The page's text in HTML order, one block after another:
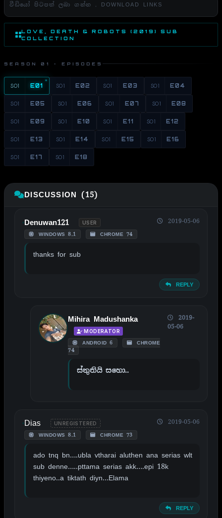
වීඩියෝ පිටපත් ලබා ගන්න . DOWNLOAD LINKS
LOVE, DEATH & ROBOTS (2019) SUB
COLLECTION
SEASON 01 · EPISODES
S01 E01 S01 E02 S01 E03 S01 E04
S01 E05 S01 E06 S01 E07 S01 E08
S01 E09 S01 E10 S01 E11 S01 E12
S01 E13 S01 E14 S01 E15 S01 E16
S01 E17 S01 E18
DISCUSSION (15)
Denuwan121 USER
WINDOWS 8.1 CHROME 74
2019-05-06
thanks for sub
REPLY
Mihira Madushanka
MODERATOR
ANDROID 6
CHROME
74
2019-
05-06
ස්තුතියි සහො..
Dias UNREGISTERED
WINDOWS 8.1 CHROME 73
2019-05-06
ado tnq bn….ubla vtharai aluthen ana serias wlt
sub denne…..pttama serias akk….epi 18k
thiyeno..a tiktath diyn…Elama
REPLY